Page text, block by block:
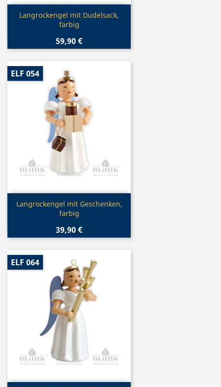
Vorschau
Langrockengel mit Dudelsack,
farbig
59,90 €
Vorschau
Langrockengel mit Geschenken,
farbig
39,90 €
ELF 054
ELF 064